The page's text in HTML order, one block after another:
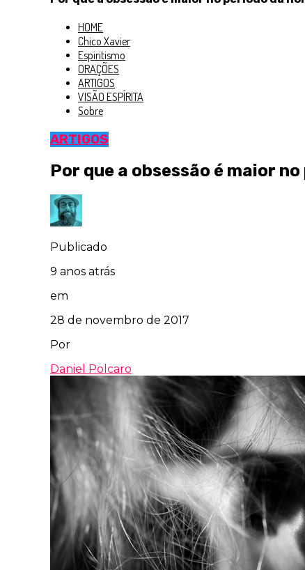
HOME
Chico Xavier
Espiritismo
ORAÇÕES
ARTIGOS
VISÃO ESPÍRITA
Sobre
ARTIGOS
Por que a obsessão é maior
Publicado
9 anos atrás
em
28 de novembro de 2017
Por
Daniel Polcaro